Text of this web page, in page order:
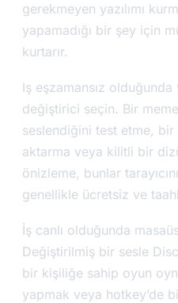
gerekmeyen yazılımı
yapamadığı bir şey için
kurtarır.
Iş eşzamansız
değiştirici seçin. Bir
seslendiğini test etme, bir
aktarma veya kilitli bir
önizleme, bunlar
genellikle ücretsiz ve
İş canlı olduğunda
Değiştirilmiş bir sesle
bir kişiliğe sahip oyun
yapmak veya hotkey’de